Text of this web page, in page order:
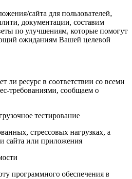
сайта для пользователей,
документации, составим
по улучшениям, которые помогут
ожиданиям Вашей целевой
ли ресурс в соответствии со всеми
требованиями, сообщаем о
тестирование
стрессовых нагрузках, а
сайта или приложения
программного обеспечения в